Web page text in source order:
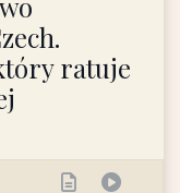
ratuje